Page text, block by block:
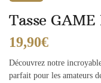
Tasse GAME
19,90€
Découvrez notre
parfait pour les amateurs